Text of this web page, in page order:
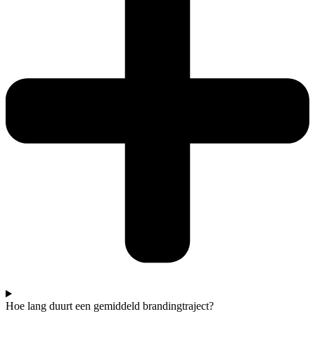
Hoe lang duurt een gemiddeld brandingtraject?